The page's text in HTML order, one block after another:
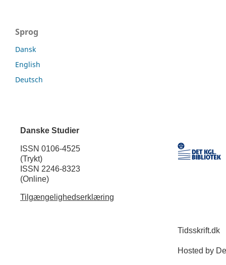
Sprog
Dansk
English
Deutsch
Danske Studier
ISSN 0106-4525
(Trykt)
ISSN 2246-8323
(Online)
Tilgængelighedserklæring